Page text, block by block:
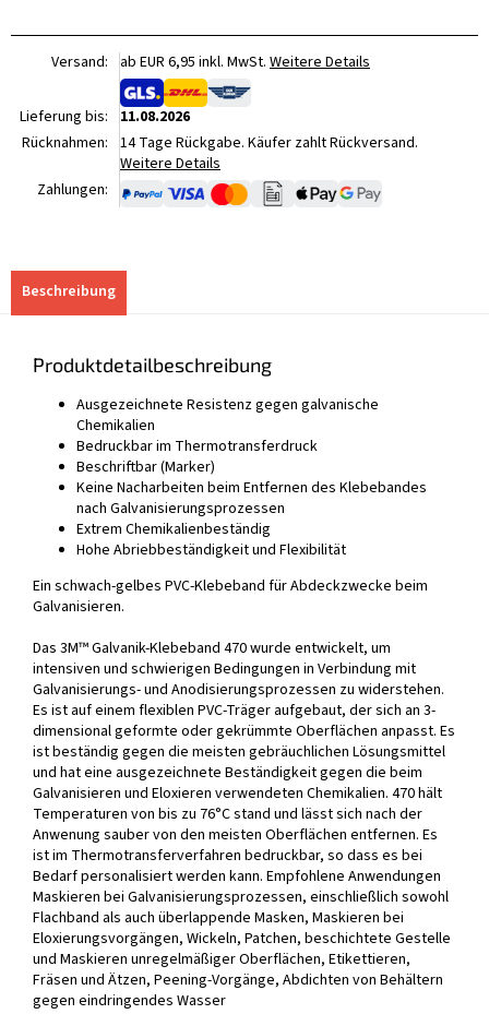
Versand: ab EUR 6,95 inkl. MwSt. Weitere Details
Lieferung bis:
11.08.2026
Rücknahmen: 14 Tage Rückgabe. Käufer zahlt Rückversand.
Weitere Details
Zahlungen:
Beschreibung
Produktdetailbeschreibung
Ausgezeichnete Resistenz gegen galvanische
Chemikalien
Bedruckbar im Thermotransferdruck
Beschriftbar (Marker)
Keine Nacharbeiten beim Entfernen des Klebebandes
nach Galvanisierungsprozessen
Extrem Chemikalienbeständig
Hohe Abriebbeständigkeit und Flexibilität
Ein schwach-gelbes PVC-Klebeband für Abdeckzwecke beim
Galvanisieren.
Das 3M™ Galvanik-Klebeband 470 wurde entwickelt, um
intensiven und schwierigen Bedingungen in Verbindung mit
Galvanisierungs- und Anodisierungsprozessen zu widerstehen.
Es ist auf einem flexiblen PVC-Träger aufgebaut, der sich an 3-
dimensional geformte oder gekrümmte Oberflächen anpasst. Es
ist beständig gegen die meisten gebräuchlichen Lösungsmittel
und hat eine ausgezeichnete Beständigkeit gegen die beim
Galvanisieren und Eloxieren verwendeten Chemikalien. 470 hält
Temperaturen von bis zu 76°C stand und lässt sich nach der
Anwenung sauber von den meisten Oberflächen entfernen. Es
ist im Thermotransferverfahren bedruckbar, so dass es bei
Bedarf personalisiert werden kann. Empfohlene Anwendungen
Maskieren bei Galvanisierungsprozessen, einschließlich sowohl
Flachband als auch überlappende Masken, Maskieren bei
Eloxierungsvorgängen, Wickeln, Patchen, beschichtete Gestelle
und Maskieren unregelmäßiger Oberflächen, Etikettieren,
Fräsen und Ätzen, Peening-Vorgänge, Abdichten von Behältern
gegen eindringendes Wasser